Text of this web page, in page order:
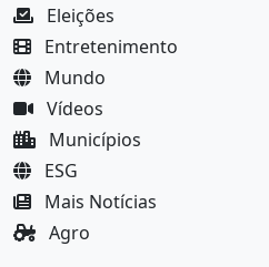
Eleições
Entretenimento
Mundo
Vídeos
Municípios
ESG
Mais Notícias
Agro